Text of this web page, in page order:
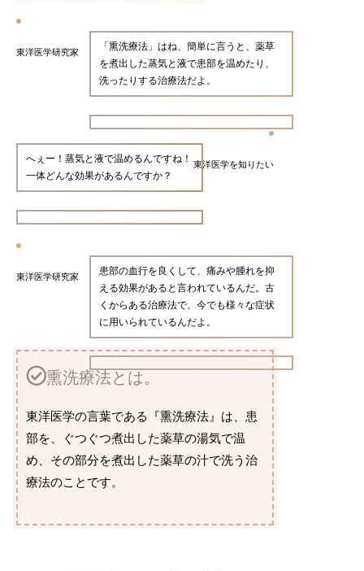
東洋医学研究家
「熏洗療法」はね、簡単に言うと、薬草
を煮出した蒸気と液で患部を温めたり、
洗ったりする治療法だよ。
東洋医学を知りたい
へぇー！蒸気と液で温めるんですね！
一体どんな効果があるんですか？
東洋医学研究家
患部の血行を良くして、痛みや腫れを抑
える効果があると言われているんだ。古
くからある治療法で、今でも様々な症状
に用いられているんだよ。
熏洗療法とは。
東洋医学の言葉である『熏洗療法』は、患
部を、ぐつぐつ煮出した薬草の湯気で温
め、その部分を煮出した薬草の汁で洗う治
療法のことです。